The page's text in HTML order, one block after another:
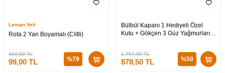
Leman Veli
Rota 2 Yan Boyamalı (Ciltli)
469,00TL
99,00 TL %79
Bülbül Kapanı 1 Hediyeli Özel
Kutu + Gökçen 3 Güz Yağmurları
1.757,00TL
878,50TL %50